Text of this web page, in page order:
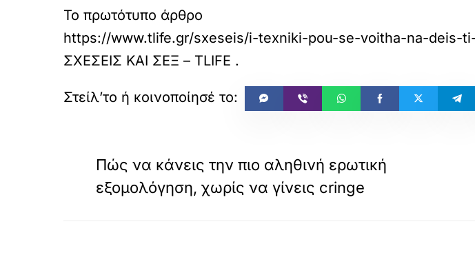
Το πρωτότυπο άρθρο
https://www.tlife.gr/sxeseis/i-texniki-pou-se-voitha-na-deis-
ΣΧΕΣΕΙΣ ΚΑΙ ΣΕΞ – TLIFE .
Πώς να κάνεις την πιο αληθινή ερωτική
εξομολόγηση, χωρίς να γίνεις cringe